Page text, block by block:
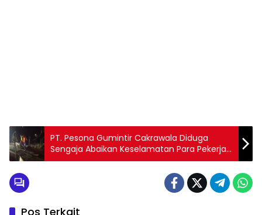
PT. Pesona Gumintir Cakrawala Diduga
Sengaja Abaikan Keselamatan Para Pekerja
Dan Tabrak Beberapa Peraturan
Pos Terkait